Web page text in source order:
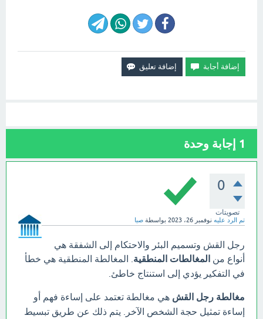
1 إجابة وحدة
0
تصويتات
تم الرد عليه نوفمبر 26، 2023 بواسطة صبا
رجل القش وتسميم البئر والاحتكام إلى الشفقة هي
أنواع من المغالطات المنطقية . المغالطة المنطقية هي خطأ
في التفكير يؤدي إلى استنتاج خاطئ.
مغالطة رجل القش هي مغالطة تعتمد على إساءة فهم أو
إساءة تمثيل حجة الشخص الآخر. يتم ذلك عن طريق تبسيط